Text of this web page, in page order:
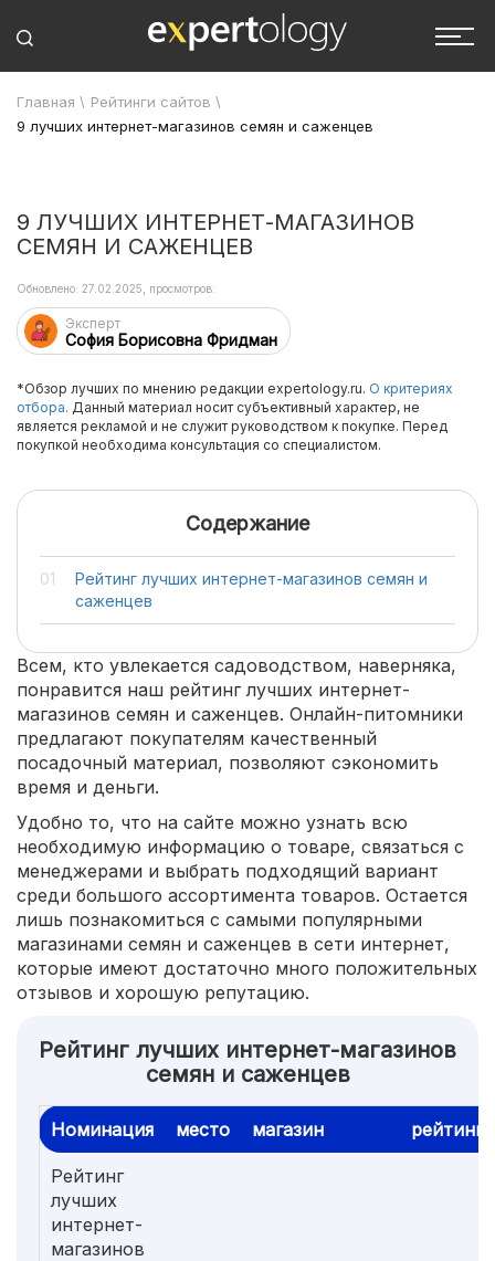
Главная \ Рейтинги сайтов \
9 лучших интернет-магазинов семян и саженцев
9 ЛУЧШИХ ИНТЕРНЕТ-МАГАЗИНОВ
СЕМЯН И САЖЕНЦЕВ
Эксперт
София Борисовна Фридман
Обновлено: 27.02.2025, просмотров:
*Обзор лучших по мнению редакции expertology.ru. О критериях
отбора. Данный материал носит субъективный характер, не
является рекламой и не служит руководством к покупке. Перед
покупкой необходима консультация со специалистом.
Содержание
Рейтинг лучших интернет-магазинов семян и
саженцев
Всем, кто увлекается садоводством, наверняка,
понравится наш рейтинг лучших интернет-
магазинов семян и саженцев. Онлайн-питомники
предлагают покупателям качественный
посадочный материал, позволяют сэкономить
время и деньги.
Удобно то, что на сайте можно узнать всю
необходимую информацию о товаре, связаться с
менеджерами и выбрать подходящий вариант
среди большого ассортимента товаров. Остается
лишь познакомиться с самыми популярными
магазинами семян и саженцев в сети интернет,
которые имеют достаточно много положительных
отзывов и хорошую репутацию.
Рейтинг лучших интернет-магазинов
семян и саженцев
Номинация место магазин рейтинг
Рейтинг
лучших
интернет-
магазинов